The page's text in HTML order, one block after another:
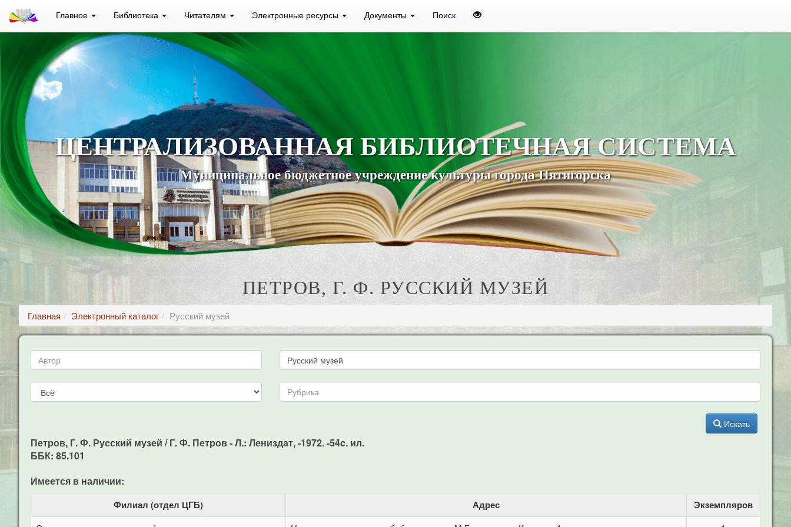
Главное Библиотека Читателям Электронные ресурсы Документы Поиск
ЦЕНТРАЛИЗОВАННАЯ БИБЛИОТЕЧНАЯ СИСТЕМА
Муниципальное бюджетное учреждение культуры города Пятигорска
ПЕТРОВ, Г. Ф. РУССКИЙ МУЗЕЙ
Главная Электронный каталог Русский музей
Искать
Петров, Г. Ф. Русский музей / Г. Ф. Петров - Л.: Лениздат, -1972. -54c. ил.
ББК: 85.101
Имеется в наличии:
Филиал (отдел ЦГБ) Адрес Экземпляров